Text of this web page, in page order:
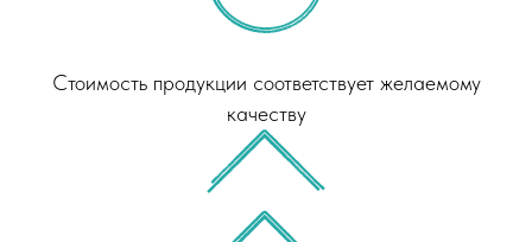
Стоимость продукции соответствует желаемому
качеству